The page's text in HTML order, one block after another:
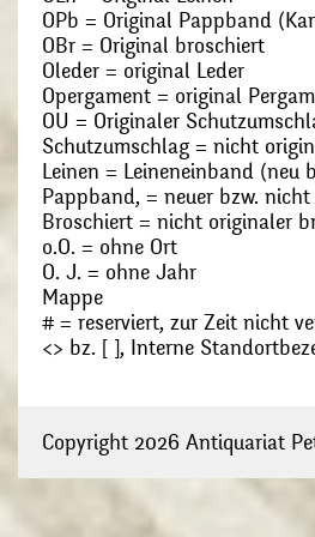
OPb = Original Pappband
OBr = Original broschiert
Oleder = original Leder
Opergament = original
OU = Originaler
Schutzumschlag = nicht
Leinen = Leineneinband (neu
Pappband, = neuer bzw.
Broschiert = nicht originaler
o.O. = ohne Ort
O. J. = ohne Jahr
Mappe
# = reserviert, zur Zeit nicht
<> bz. [ ], Interne
Copyright 2026 Antiquariat